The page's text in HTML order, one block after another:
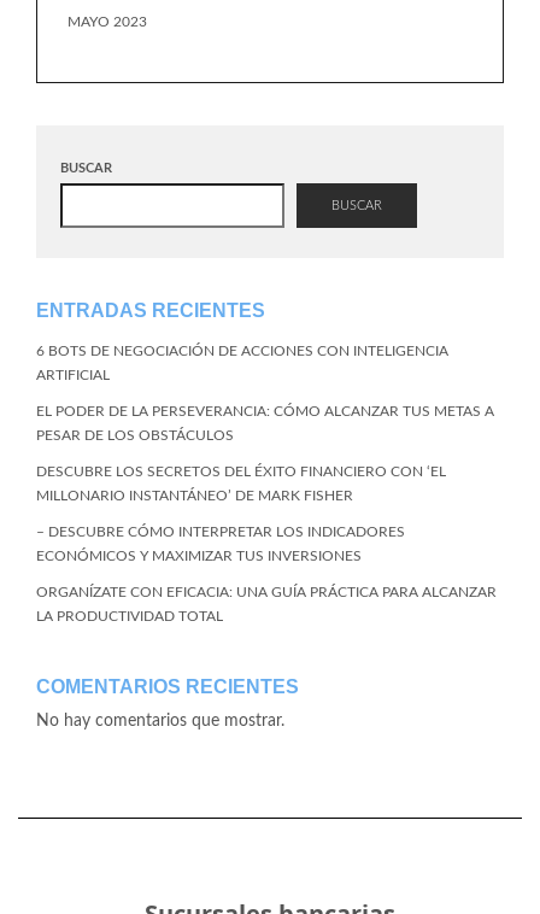
MAYO 2023
BUSCAR
BUSCAR
ENTRADAS RECIENTES
6 BOTS DE NEGOCIACIÓN DE ACCIONES CON INTELIGENCIA
ARTIFICIAL
EL PODER DE LA PERSEVERANCIA: CÓMO ALCANZAR TUS METAS A
PESAR DE LOS OBSTÁCULOS
DESCUBRE LOS SECRETOS DEL ÉXITO FINANCIERO CON ‘EL
MILLONARIO INSTANTÁNEO’ DE MARK FISHER
– DESCUBRE CÓMO INTERPRETAR LOS INDICADORES
ECONÓMICOS Y MAXIMIZAR TUS INVERSIONES
ORGANÍZATE CON EFICACIA: UNA GUÍA PRÁCTICA PARA ALCANZAR
LA PRODUCTIVIDAD TOTAL
COMENTARIOS RECIENTES
No hay comentarios que mostrar.